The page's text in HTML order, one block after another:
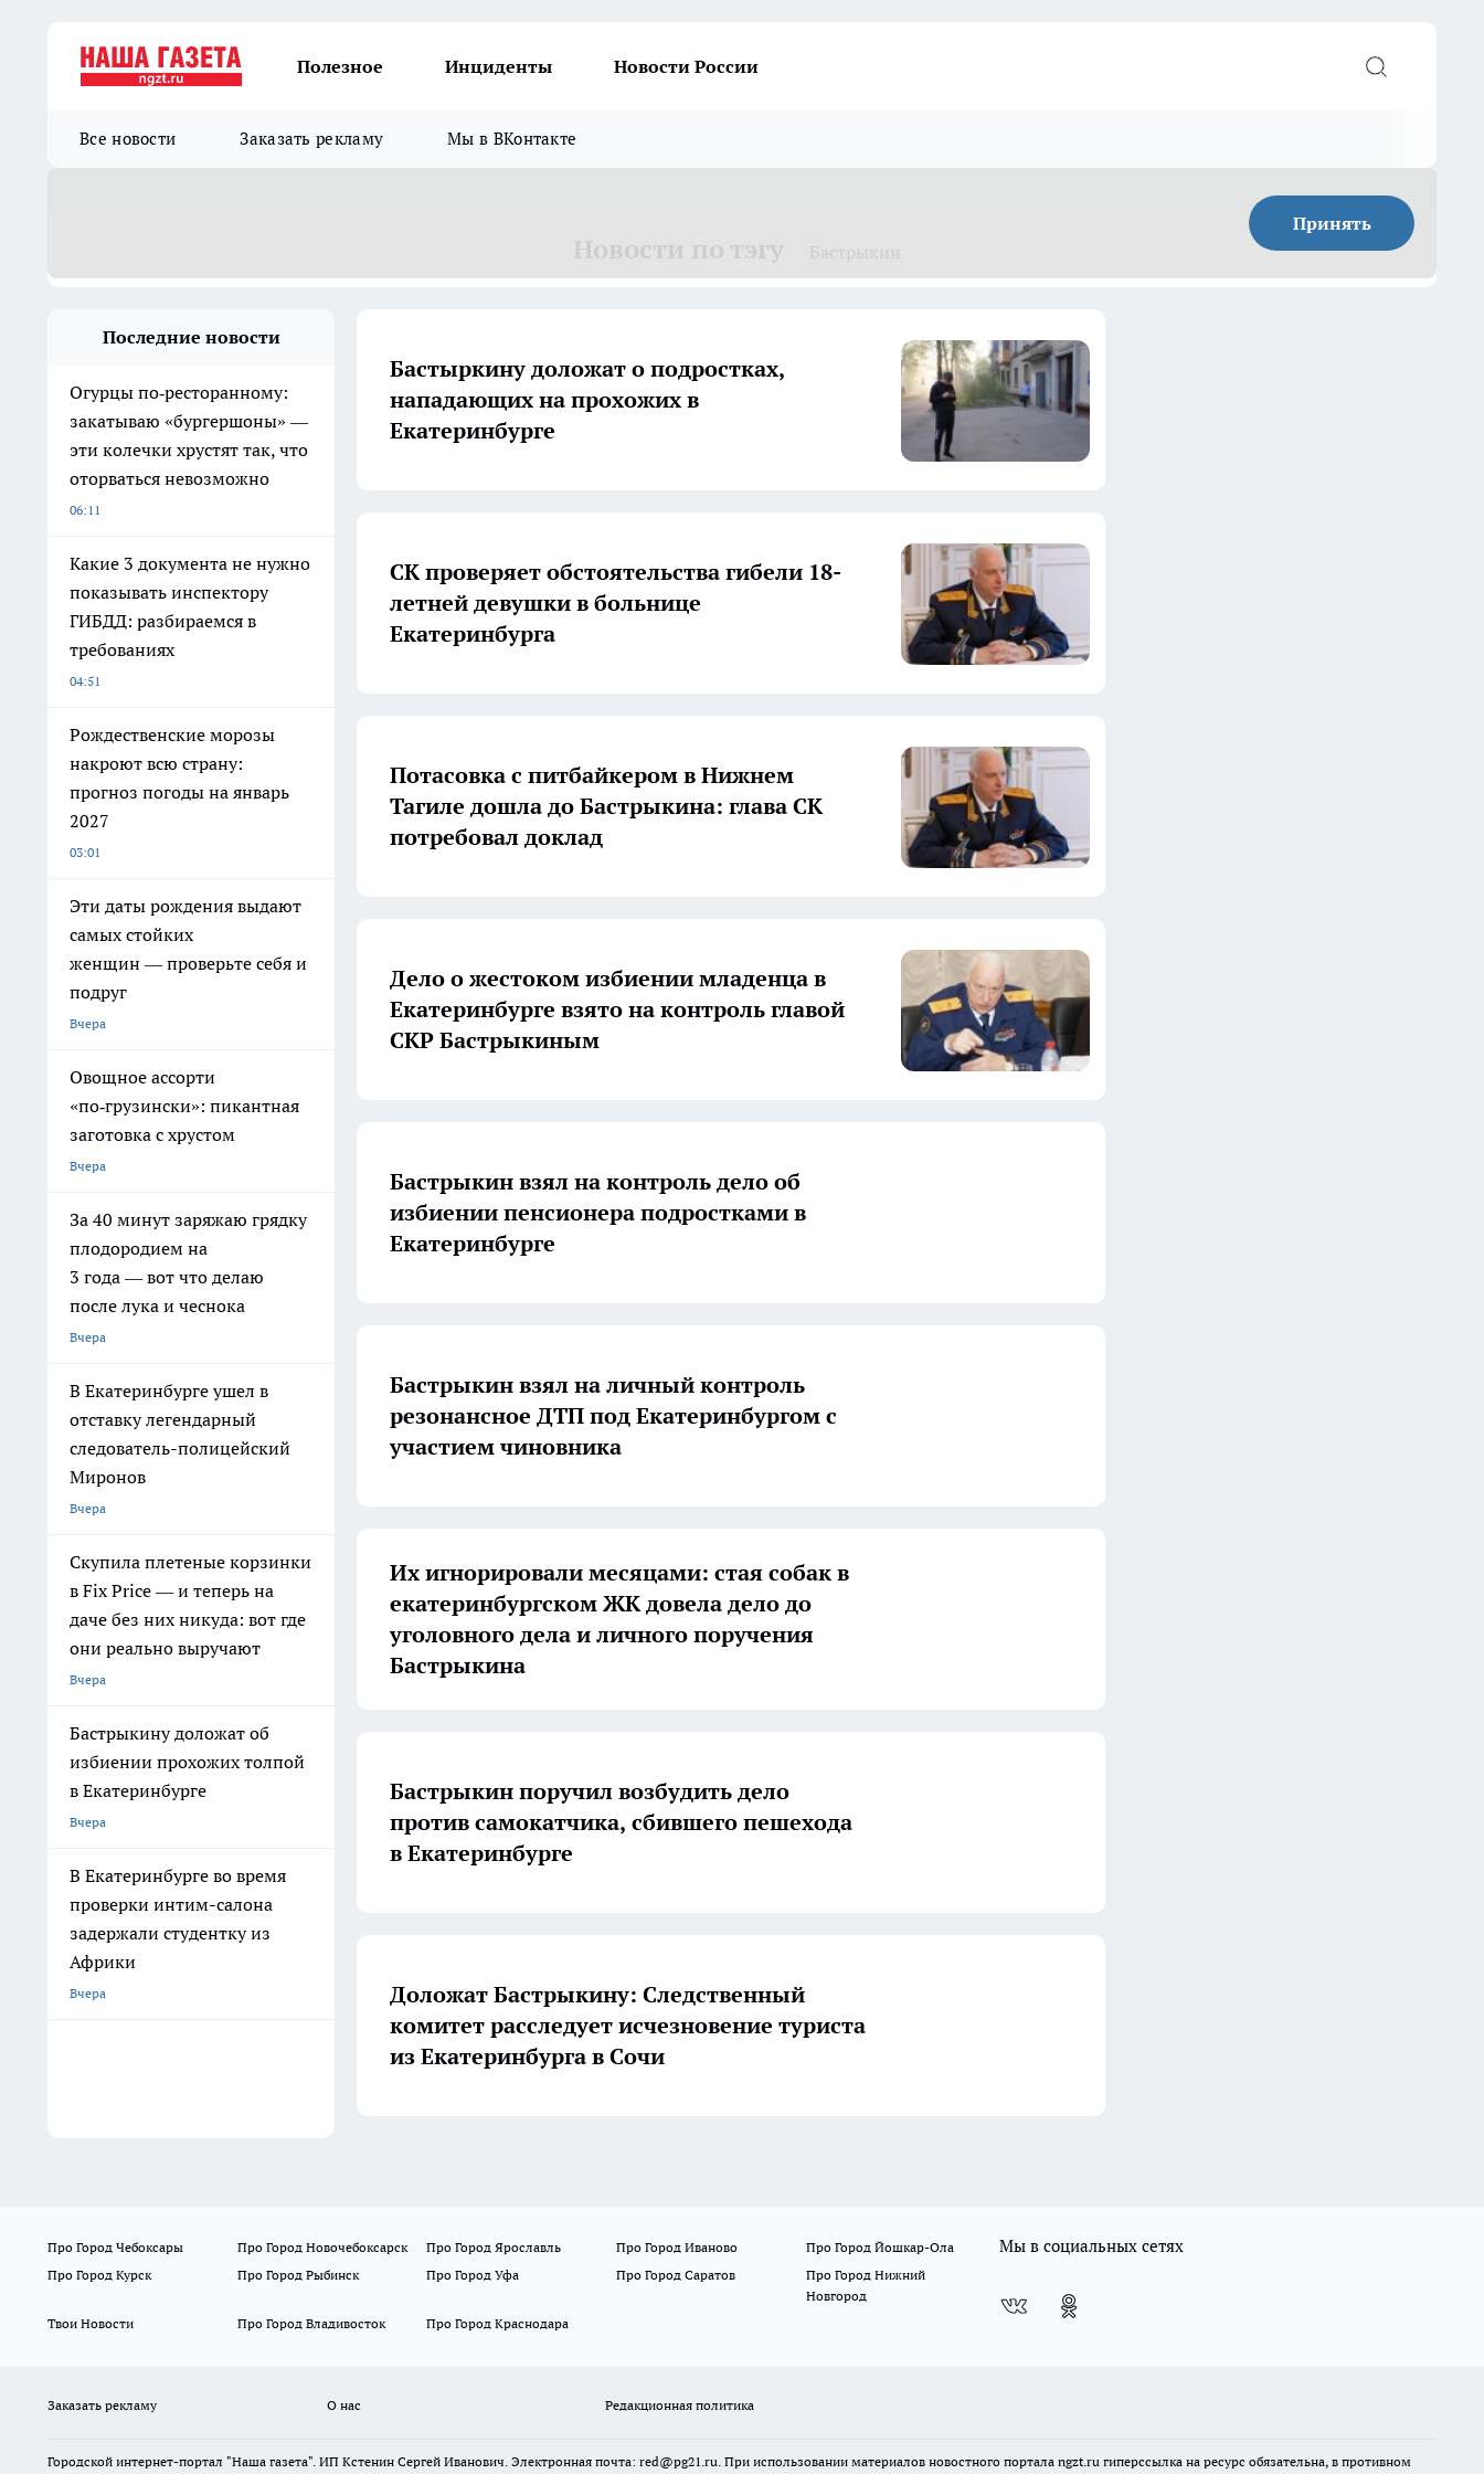
Полезное Инциденты Новости России
Все новости Заказать рекламу Мы в ВКонтакте
Принять
Последние новости
Огурцы по‑ресторанному:
закатываю «бургершоны» —
эти колечки хрустят так, что
оторваться невозможно
06:11
Какие 3 документа не нужно
показывать инспектору
ГИБДД: разбираемся в
требованиях
04:51
Рождественские морозы
накроют всю страну:
прогноз погоды на январь
2027
03:01
Эти даты рождения выдают
самых стойких
женщин — проверьте себя и
подруг
Вчера
Овощное ассорти
«по‑грузински»: пикантная
заготовка с хрустом
Вчера
За 40 минут заряжаю грядку
плодородием на
3 года — вот что делаю
после лука и чеснока
Вчера
В Екатеринбурге ушел в
отставку легендарный
следователь-полицейский
Миронов
Вчера
Скупила плетеные корзинки
в Fix Price — и теперь на
даче без них никуда: вот где
они реально выручают
Вчера
Бастрыкину доложат об
избиении прохожих толпой
в Екатеринбурге
Вчера
В Екатеринбурге во время
проверки интим-салона
задержали студентку из
Африки
Вчера
Бастыркину доложат о подростках,
нападающих на прохожих в
Екатеринбурге
СК проверяет обстоятельства гибели 18-
летней девушки в больнице
Екатеринбурга
Потасовка с питбайкером в Нижнем
Тагиле дошла до Бастрыкина: глава СК
потребовал доклад
Дело о жестоком избиении младенца в
Екатеринбурге взято на контроль главой
СКР Бастрыкиным
Бастрыкин взял на контроль дело об
избиении пенсионера подростками в
Екатеринбурге
Бастрыкин взял на личный контроль
резонансное ДТП под Екатеринбургом с
участием чиновника
Их игнорировали месяцами: стая собак в
екатеринбургском ЖК довела дело до
уголовного дела и личного поручения
Бастрыкина
Бастрыкин поручил возбудить дело
против самокатчика, сбившего пешехода
в Екатеринбурге
Доложат Бастрыкину: Следственный
комитет расследует исчезновение туриста
из Екатеринбурга в Сочи
Про Город Чебоксары Про Город Новочебоксарск Про Город Ярославль Про Город Иваново
Про Город Йошкар-Ола
Про Город Курск
Про Город Рыбинск Про Город Уфа Про Город Саратов
Про Город Нижний
Новгород
Твои Новости
Про Город Владивосток Про Город Краснодара
Мы в социальных сетях
Заказать рекламу О нас Редакционная политика
Городской интернет-портал "Наша газета". ИП Кстенин Сергей Иванович. Электронная почта: red@pg21.ru. При использовании материалов новостного портала ngzt.ru гиперссылка на ресурс обязательна, в противном